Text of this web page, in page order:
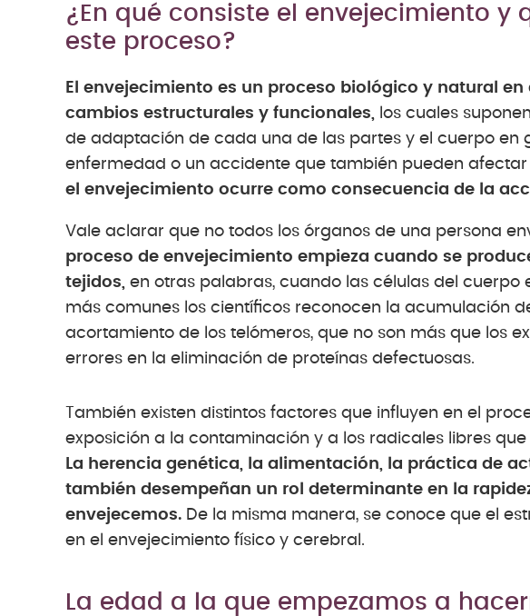
¿En qué consiste el envejecimiento y
este proceso?
El envejecimiento es un proceso biológico y natural
cambios estructurales y funcionales, los cuales
de adaptación de cada una de las partes y el cuerpo en
enfermedad o un accidente que también pueden
el envejecimiento ocurre como consecuencia de la
Vale aclarar que no todos los órganos de una persona
proceso de envejecimiento empieza cuando se
tejidos, en otras palabras, cuando las células del cuerpo
más comunes los científicos reconocen la acumulación
acortamiento de los telómeros, que no son más que los
errores en la eliminación de proteínas defectuosas.
También existen distintos factores que influyen en el
exposición a la contaminación y a los radicales libres
La herencia genética, la alimentación, la práctica de
también desempeñan un rol determinante en la
envejecemos. De la misma manera, se conoce que el
en el envejecimiento físico y cerebral.
La edad a la que empezamos a